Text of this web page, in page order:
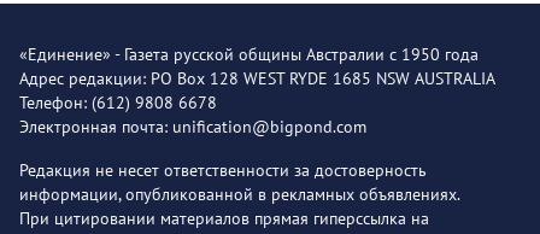
«Единение» - Газета русской общины Австралии с 1950 года
Адрес редакции: PO Box 128 WEST RYDE 1685 NSW AUSTRALIA
Телефон: (612) 9808 6678
Электронная почта: unification@bigpond.com
Редакция не несет ответственности за достоверность
информации, опубликованной в рекламных объявлениях.
При цитировании материалов прямая гиперссылка на